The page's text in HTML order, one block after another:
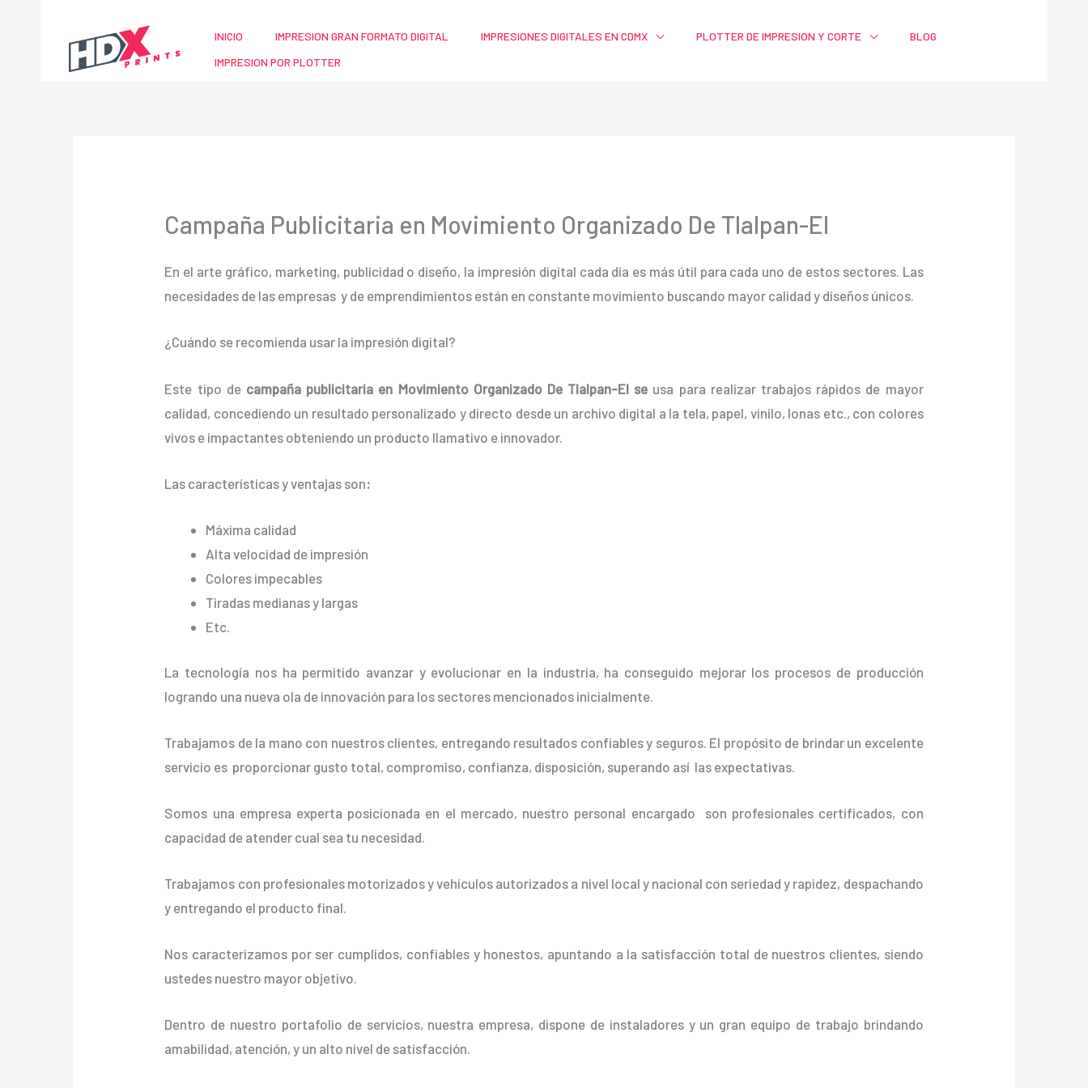
contenido
INICIO IMPRESION GRAN FORMATO DIGITAL IMPRESIONES DIGITALES EN CDMX PLOTTER DE IMPRESION Y CORTE
BLOG
IMPRESION POR PLOTTER
Campaña Publicitaria en Movimiento Organizado De Tlalpan-El
En el arte gráfico, marketing, publicidad o diseño, la impresión digital cada día es más útil para cada uno de estos sectores. Las
necesidades de las empresas y de emprendimientos están en constante movimiento buscando mayor calidad y diseños únicos.
¿Cuándo se recomienda usar la impresión digital?
Este tipo de campaña publicitaria en Movimiento Organizado De Tlalpan-El se usa para realizar trabajos rápidos de mayor
calidad, concediendo un resultado personalizado y directo desde un archivo digital a la tela, papel, vinilo, lonas etc., con colores
vivos e impactantes obteniendo un producto llamativo e innovador.
Las características y ventajas son:
Máxima calidad
Alta velocidad de impresión
Colores impecables
Tiradas medianas y largas
Etc.
La tecnología nos ha permitido avanzar y evolucionar en la industria, ha conseguido mejorar los procesos de producción
logrando una nueva ola de innovación para los sectores mencionados inicialmente.
Trabajamos de la mano con nuestros clientes, entregando resultados confiables y seguros. El propósito de brindar un excelente
servicio es proporcionar gusto total, compromiso, confianza, disposición, superando así las expectativas.
Somos una empresa experta posicionada en el mercado, nuestro personal encargado son profesionales certificados, con
capacidad de atender cual sea tu necesidad.
Trabajamos con profesionales motorizados y vehículos autorizados a nivel local y nacional con seriedad y rapidez, despachando
y entregando el producto final.
Nos caracterizamos por ser cumplidos, confiables y honestos, apuntando a la satisfacción total de nuestros clientes, siendo
ustedes nuestro mayor objetivo.
Dentro de nuestro portafolio de servicios, nuestra empresa, dispone de instaladores y un gran equipo de trabajo brindando
amabilidad, atención, y un alto nivel de satisfacción.